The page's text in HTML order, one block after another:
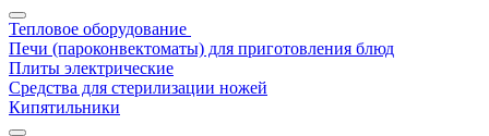
Тепловое оборудование
Печи (пароконвектоматы) для приготовления блюд
Плиты электрические
Средства для стерилизации ножей
Кипятильники